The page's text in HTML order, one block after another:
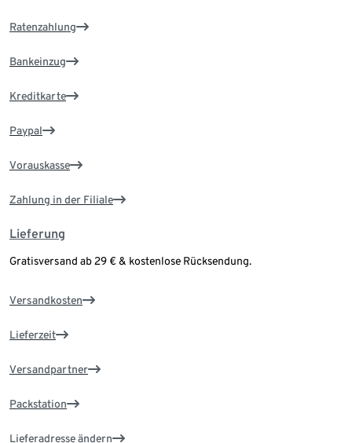
Ratenzahlung
Bankeinzug
Kreditkarte
Paypal
Vorauskasse
Zahlung in der Filiale
Lieferung
Gratisversand ab 29 € & kostenlose Rücksendung.
Versandkosten
Lieferzeit
Versandpartner
Packstation
Lieferadresse ändern